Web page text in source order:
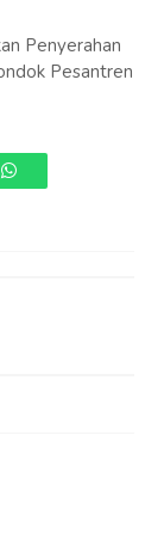
Penyerahan
Pesantren